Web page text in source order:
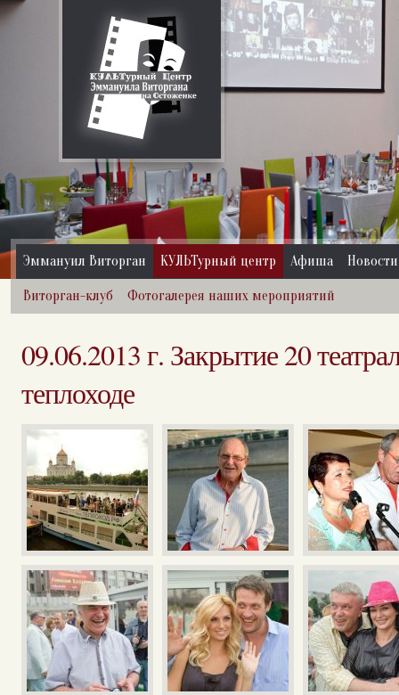
Эммануил Виторган КУЛЬТурный центр Афиша Новости
Виторган-клуб Фотогалерея наших мероприятий
09.06.2013 г. Закрытие 20
теплоходе